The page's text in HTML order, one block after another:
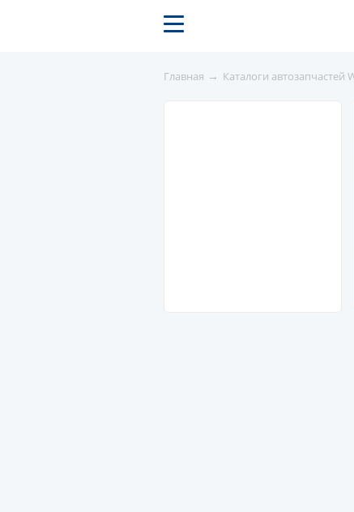
Главная → Каталоги автозапчастей